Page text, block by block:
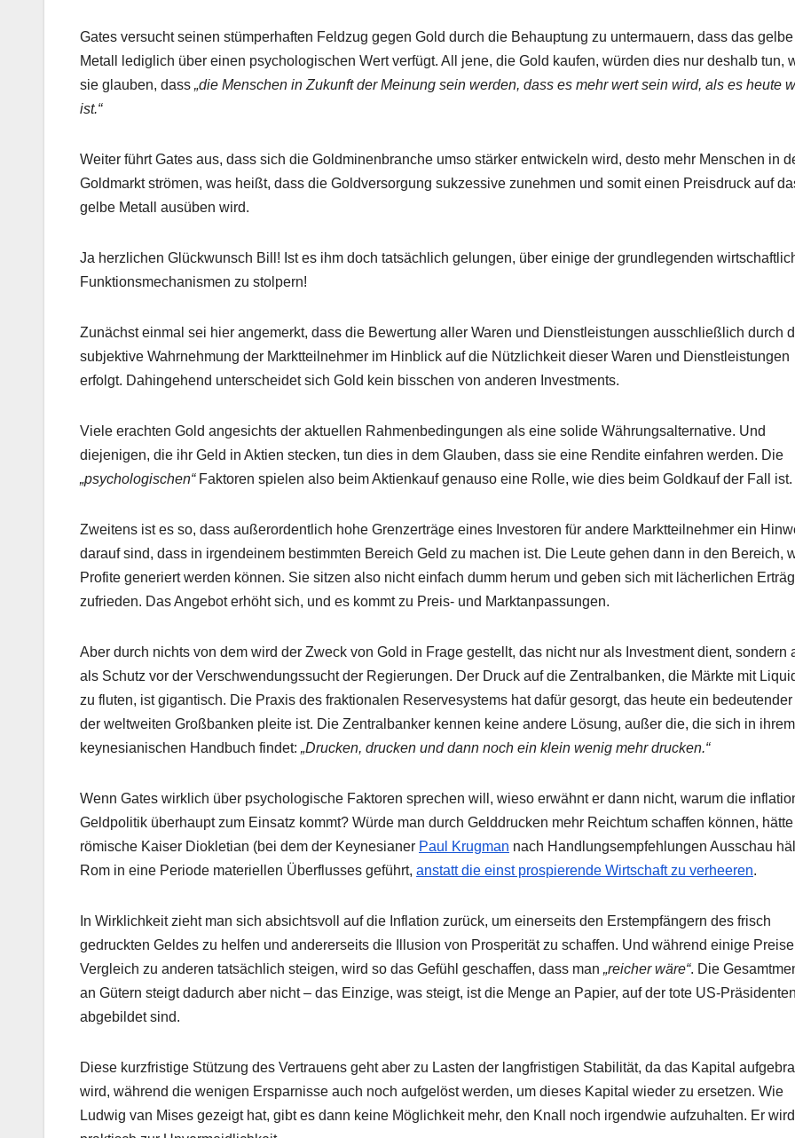
Gates versucht seinen stümperhaften Feldzug gegen Gold durch die Behauptung zu untermauern, dass das gelbe
Metall lediglich über einen psychologischen Wert verfügt. All jene, die Gold kaufen, würden dies nur deshalb tun,
sie glauben, dass „die Menschen in Zukunft der Meinung sein werden, dass es mehr wert sein wird, als es heute
ist.“
Weiter führt Gates aus, dass sich die Goldminenbranche umso stärker entwickeln wird, desto mehr Menschen in
Goldmarkt strömen, was heißt, dass die Goldversorgung sukzessive zunehmen und somit einen Preisdruck auf
gelbe Metall ausüben wird.
Ja herzlichen Glückwunsch Bill! Ist es ihm doch tatsächlich gelungen, über einige der grundlegenden
Funktionsmechanismen zu stolpern!
Zunächst einmal sei hier angemerkt, dass die Bewertung aller Waren und Dienstleistungen ausschließlich durch
subjektive Wahrnehmung der Marktteilnehmer im Hinblick auf die Nützlichkeit dieser Waren und Dienstleistungen
erfolgt. Dahingehend unterscheidet sich Gold kein bisschen von anderen Investments.
Viele erachten Gold angesichts der aktuellen Rahmenbedingungen als eine solide Währungsalternative. Und
diejenigen, die ihr Geld in Aktien stecken, tun dies in dem Glauben, dass sie eine Rendite einfahren werden. Die
„psychologischen“Faktoren spielen also beim Aktienkauf genauso eine Rolle, wie dies beim Goldkauf der Fall ist.
Zweitens ist es so, dass außerordentlich hohe Grenzerträge eines Investoren für andere Marktteilnehmer ein
darauf sind, dass in irgendeinem bestimmten Bereich Geld zu machen ist. Die Leute gehen dann in den Bereich,
Profite generiert werden können. Sie sitzen also nicht einfach dumm herum und geben sich mit lächerlichen
zufrieden. Das Angebot erhöht sich, und es kommt zu Preis- und Marktanpassungen.
Aber durch nichts von dem wird der Zweck von Gold in Frage gestellt, das nicht nur als Investment dient, sondern
als Schutz vor der Verschwendungssucht der Regierungen. Der Druck auf die Zentralbanken, die Märkte mit
zu fluten, ist gigantisch. Die Praxis des fraktionalen Reservesystems hat dafür gesorgt, das heute ein bedeutender
der weltweiten Großbanken pleite ist. Die Zentralbanker kennen keine andere Lösung, außer die, die sich in ihrem
keynesianischen Handbuch findet: „Drucken, drucken und dann noch ein klein wenig mehr drucken.“
Wenn Gates wirklich über psychologische Faktoren sprechen will, wieso erwähnt er dann nicht, warum die
Geldpolitik überhaupt zum Einsatz kommt? Würde man durch Gelddrucken mehr Reichtum schaffen können,
römische Kaiser Diokletian (bei dem der Keynesianer Paul Krugman nach Handlungsempfehlungen Ausschau
Rom in eine Periode materiellen Überflusses geführt, anstatt die einst prospierende Wirtschaft zu verheeren.
In Wirklichkeit zieht man sich absichtsvoll auf die Inflation zurück, um einerseits den Erstempfängern des frisch
gedruckten Geldes zu helfen und andererseits die Illusion von Prosperität zu schaffen. Und während einige
Vergleich zu anderen tatsächlich steigen, wird so das Gefühl geschaffen, dass man „reicher wäre“. Die
an Gütern steigt dadurch aber nicht – das Einzige, was steigt, ist die Menge an Papier, auf der tote US-Präsidenten
abgebildet sind.
Diese kurzfristige Stützung des Vertrauens geht aber zu Lasten der langfristigen Stabilität, da das Kapital
wird, während die wenigen Ersparnisse auch noch aufgelöst werden, um dieses Kapital wieder zu ersetzen. Wie
Ludwig van Mises gezeigt hat, gibt es dann keine Möglichkeit mehr, den Knall noch irgendwie aufzuhalten. Er wird